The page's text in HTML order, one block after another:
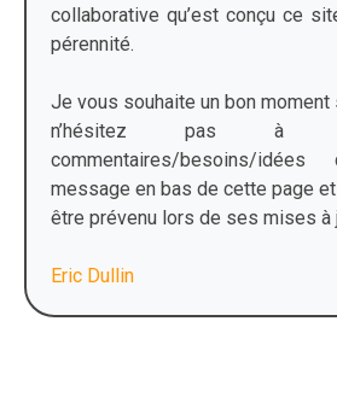
collaborative qu’est conçu ce
pérennité.
Je vous souhaite un bon
n’hésitez pas à
commentaires/besoins/
message en bas de cette page
être prévenu lors de ses mises à
Eric Dullin